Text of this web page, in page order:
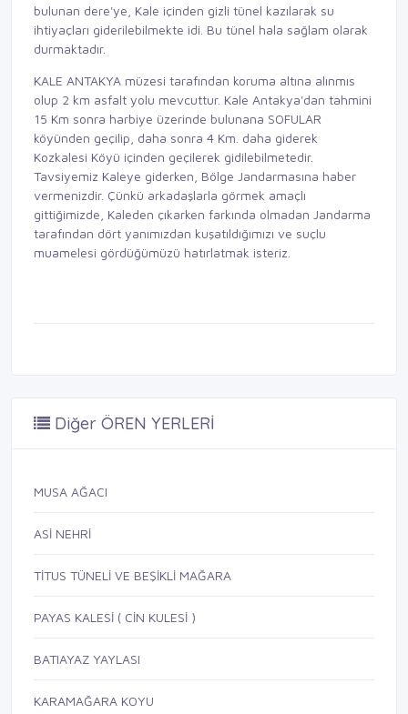
bulunan dere'ye, Kale içinden gizli tünel kazılarak su
ihtiyaçları giderilebilmekte idi. Bu tünel hala sağlam olarak
durmaktadır.
KALE ANTAKYA müzesi tarafından koruma altına alınmıs
olup 2 km asfalt yolu mevcuttur. Kale Antakya'dan tahmini
15 Km sonra harbiye üzerinde bulunana SOFULAR
köyünden geçilip, daha sonra 4 Km. daha giderek
Kozkalesi Köyü içinden geçilerek gidilebilmetedir.
Tavsiyemiz Kaleye giderken, Bölge Jandarmasına haber
vermenizdir. Çünkü arkadaşlarla görmek amaçlı
gittiğimizde, Kaleden çıkarken farkında olmadan Jandarma
tarafından dört yanımızdan kuşatıldığımızı ve suçlu
muamelesi gördüğümüzü hatırlatmak isteriz.
Diğer ÖREN YERLERİ
MUSA AĞACI
ASİ NEHRİ
TİTUS TÜNELİ VE BEŞİKLİ MAĞARA
PAYAS KALESİ ( CİN KULESİ )
BATIAYAZ YAYLASI
KARAMAĞARA KOYU